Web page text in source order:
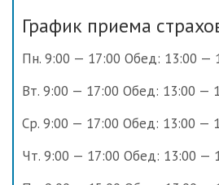
График приема
Пн. 9:00 — 17:00 Обед: 13:00 —
Вт. 9:00 — 17:00 Обед: 13:00 —
Ср. 9:00 — 17:00 Обед: 13:00 —
Чт. 9:00 — 17:00 Обед: 13:00 —